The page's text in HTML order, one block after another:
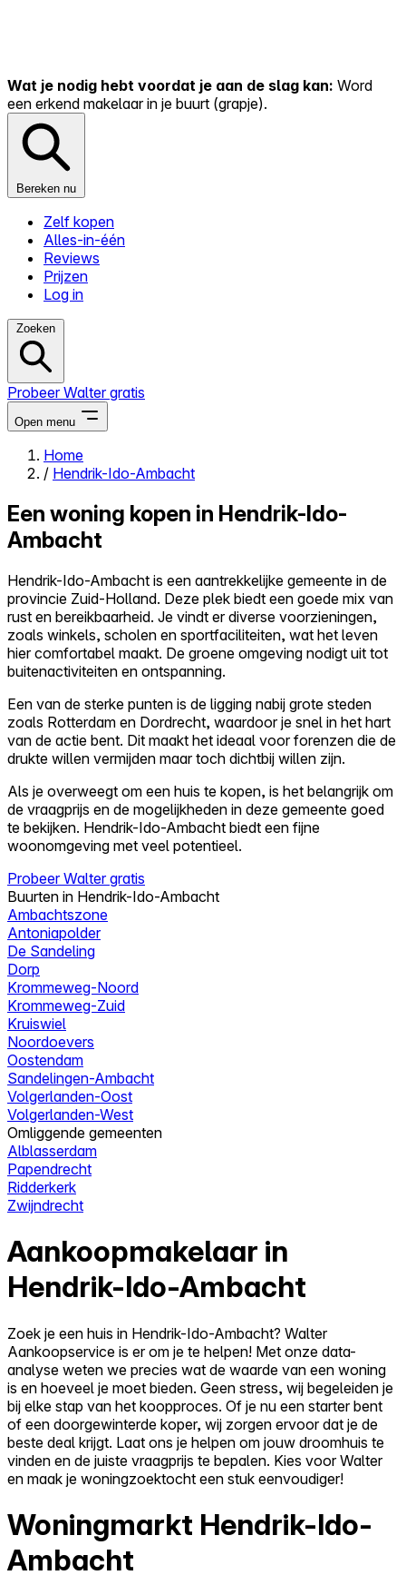
Wat je nodig hebt voordat je aan de slag kan: Word
een erkend makelaar in je buurt (grapje).
Bereken nu
Zelf kopen
Alles-in-één
Reviews
Prijzen
Log in
Zoeken
Probeer Walter gratis
Open menu
Close menu
Zelf kopen
Alles-in-één
Reviews
Prijzen
Log in
Home
/ Hendrik-Ido-Ambacht
Een woning kopen in Hendrik-Ido-
Ambacht
Hendrik-Ido-Ambacht is een aantrekkelijke gemeente in de
provincie Zuid-Holland. Deze plek biedt een goede mix van
rust en bereikbaarheid. Je vindt er diverse voorzieningen,
zoals winkels, scholen en sportfaciliteiten, wat het leven
hier comfortabel maakt. De groene omgeving nodigt uit tot
buitenactiviteiten en ontspanning.
Een van de sterke punten is de ligging nabij grote steden
zoals Rotterdam en Dordrecht, waardoor je snel in het hart
van de actie bent. Dit maakt het ideaal voor forenzen die de
drukte willen vermijden maar toch dichtbij willen zijn.
Als je overweegt om een huis te kopen, is het belangrijk om
de vraagprijs en de mogelijkheden in deze gemeente goed
te bekijken. Hendrik-Ido-Ambacht biedt een fijne
woonomgeving met veel potentieel.
Probeer Walter gratis
Buurten in Hendrik-Ido-Ambacht
Ambachtszone
Antoniapolder
De Sandeling
Dorp
Krommeweg-Noord
Krommeweg-Zuid
Kruiswiel
Noordoevers
Oostendam
Sandelingen-Ambacht
Volgerlanden-Oost
Volgerlanden-West
Omliggende gemeenten
Alblasserdam
Papendrecht
Ridderkerk
Zwijndrecht
Aankoopmakelaar in
Hendrik-Ido-Ambacht
Zoek je een huis in Hendrik-Ido-Ambacht? Walter
Aankoopservice is er om je te helpen! Met onze data-
analyse weten we precies wat de waarde van een woning
is en hoeveel je moet bieden. Geen stress, wij begeleiden je
bij elke stap van het koopproces. Of je nu een starter bent
of een doorgewinterde koper, wij zorgen ervoor dat je de
beste deal krijgt. Laat ons je helpen om jouw droomhuis te
vinden en de juiste vraagprijs te bepalen. Kies voor Walter
en maak je woningzoektocht een stuk eenvoudiger!
Woningmarkt Hendrik-Ido-
Ambacht